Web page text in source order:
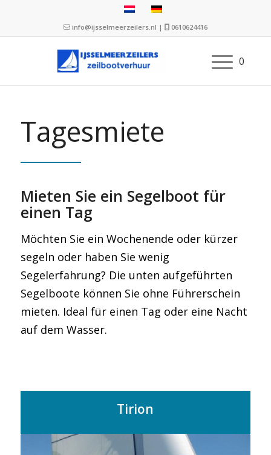
info@ijsselmeerzeilers.nl | 0610624416
0
Tagesmiete
Mieten Sie ein Segelboot für
einen Tag
Möchten Sie ein Wochenende oder kürzer
segeln oder haben Sie wenig
Segelerfahrung? Die unten aufgeführten
Segelboote können Sie ohne Führerschein
mieten. Ideal für einen Tag oder eine Nacht
auf dem Wasser.
Tirion